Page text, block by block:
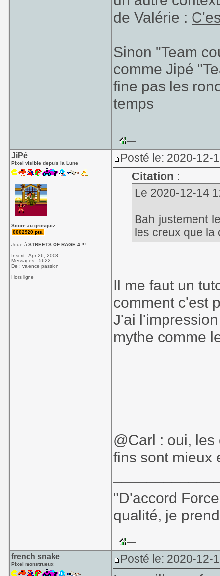
de Valérie :
Sinon "Team
comme Jipé
fine pas les
temps
JiPé
Pixel visible depuis la Lune
Score au grosquiz
0002920 pts.
Joue àSTREETS OF RAGE 4 !!!
Inscrit : Apr 26, 2008
Messages : 5622
De : valence passion
Hors ligne
Posté le: 2020-12-
Citation :
Le 2020-12-14
Bah justement
les creux que la
Il me faut un
comment c'est
J'ai
mythe comme
@Carl : oui,
fins sont mieux
"D'accord
qualité, je
french snake
Pixel monstrueux Posté le: 2020-12-